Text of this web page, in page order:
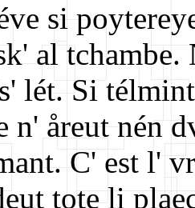
si
al tchambe.
lét. Si
n' åreut nén
C' est l'
tote li